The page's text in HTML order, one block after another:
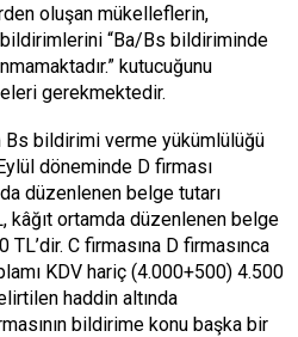
oluşan mükelleflerin,
“Ba/Bs bildiriminde
kutucuğunu
gerekmektedir.
Bs bildirimi verme yükümlülüğü
döneminde D firması
düzenlenen belge tutarı
kâğıt ortamda düzenlenen belge
TL’dir. C firmasına D firmasınca
KDV hariç (4.000+500) 4.500
haddin altında
bildirime konu başka bir